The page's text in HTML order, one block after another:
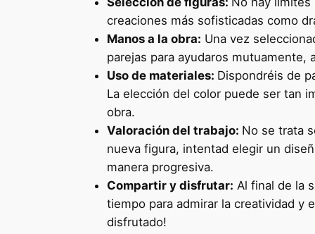
creaciones más sofisticadas como
Manos a la obra: Una vez
parejas para ayudaros
Uso de materiales: Dispondréis de
La elección del color puede ser tan
obra.
Valoración del trabajo: No se trata
nueva figura, intentad elegir un
manera progresiva.
Compartir y disfrutar: Al final de la
tiempo para admirar la creatividad y
disfrutado!